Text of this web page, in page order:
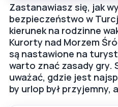
Zastanawiasz się, jak
bezpieczeństwo w
kierunek na rodzinne
Kurorty nad Morzem
są nastawione na
warto znać zasady gry.
uważać, gdzie jest
by urlop był przyjemny,